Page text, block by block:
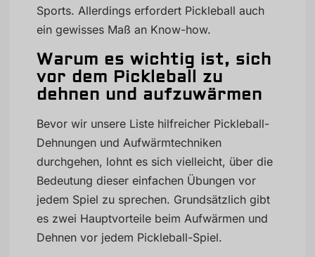
Sports. Allerdings erfordert Pickleball auch
ein gewisses Maß an Know-how.
Warum es wichtig ist, sich
vor dem Pickleball zu
dehnen und aufzuwärmen
Bevor wir unsere Liste hilfreicher Pickleball-
Dehnungen und Aufwärmtechniken
durchgehen, lohnt es sich vielleicht, über die
Bedeutung dieser einfachen Übungen vor
jedem Spiel zu sprechen. Grundsätzlich gibt
es zwei Hauptvorteile beim Aufwärmen und
Dehnen vor jedem Pickleball-Spiel.